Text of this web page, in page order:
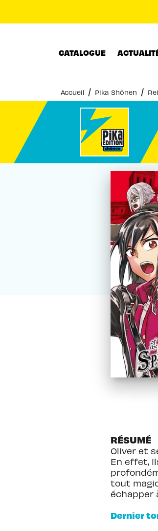
CATALOGUE
Accueil / Pika Shônen /
RÉSUMÉ
Oliver et
En effet,
tout
échapper
Dernier